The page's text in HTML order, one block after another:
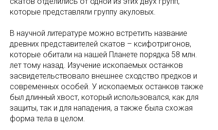
которые представляли группу акуловых.
В научной литературе можно встретить название
древних представителей скатов – ксифотригонов,
которые обитали на нашей Планете порядка 58 млн.
лет тому назад. Изучение ископаемых останков
засвидетельствовало внешнее сходство предков и
современных особей. У ископаемых останков также
был длинный хвост, который использовался, как для
защиты, так и для нападения, а также была схожая
форма тела в целом.